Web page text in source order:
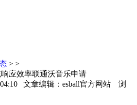
> >
应效率联通沃音乐申请
04:10 文章编辑：esball官方网站 浏